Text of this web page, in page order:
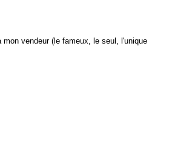
vendeur (le fameux, le seul, l'unique